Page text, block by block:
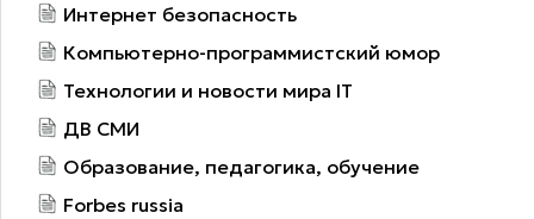
Интернет безопасность
Компьютерно-программистский юмор
Технологии и новости мира IT
ДВ СМИ
Образование, педагогика, обучение
Forbes russia